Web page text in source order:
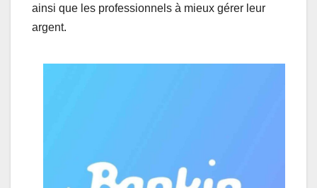
ainsi que les professionnels à mieux gérer leur
argent.